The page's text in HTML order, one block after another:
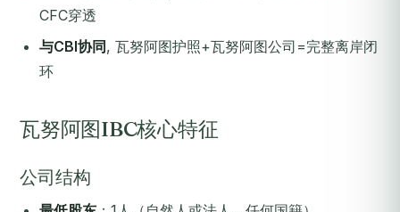
CFC穿透
与CBI协同, 瓦努阿图护照+瓦努阿图公司=完整离岸闭
环
瓦努阿图IBC核心特征
公司结构